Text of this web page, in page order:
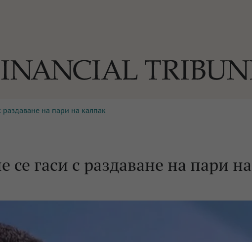
раздаване на пари на калпак
гаси с раздаване на пари на